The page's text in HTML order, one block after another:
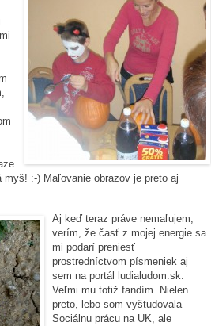
:-) Maľovanie obrazov je preto aj
Aj keď teraz práve nemaľujem,
verím, že časť z mojej energie sa
mi podarí preniesť
prostredníctvom písmeniek aj
sem na portál ludialudom.sk.
Veľmi mu totiž fandím. Nielen
preto, lebo som vyštudovala
Sociálnu prácu na UK, ale